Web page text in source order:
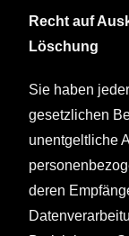
Recht auf
Löschung
Sie haben
gesetzlichen
unentgeltliche
deren